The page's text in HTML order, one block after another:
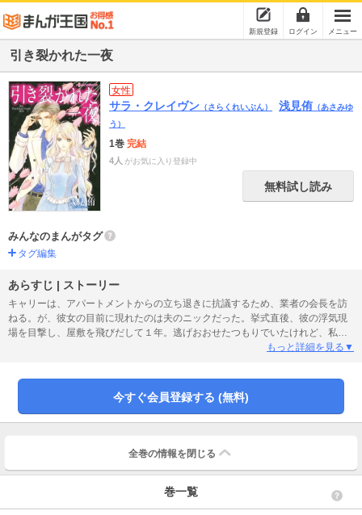
新規登録 ログイン メニュー
引き裂かれた一夜
女性
サラ・クレイヴン （さらくれいぶん） 浅見侑 （あさみゆ
う）
1巻 完結
4人 がお気に入り登録中
無料試し読み
みんなのまんがタグ
タグ編集
あらすじ | ストーリー
キャリーは、アパートメントからの立ち退きに抗議するため、業者の会長を訪
ねる。が、彼女の目前に現れたのは夫のニックだった。挙式直後、彼の浮気現
場を目撃し、屋敷を飛びだして１年。逃げおおせたつもりでいたけれど、私は
夫の手の中で逃げた気になっていただけだったのね。すると、彼は素直に屋敷
人と関係を続け、一方、私は子供を産む道具として孤独な花嫁を演じつづける
もっと詳細を見る▼
今すぐ会員登録する (無料)
全巻の情報を 閉じる
巻一覧